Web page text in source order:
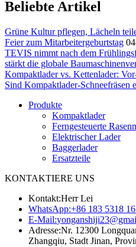
Beliebte Artikel
Grüne Kultur pflegen, Lächeln
Feier zum Mitarbeitergeburtstag
TEVIS nimmt nach dem
stärkt die globale
Kompaktlader vs. Kettenlader:
Sind Kompaktlader-Schneefräsen
Produkte
Kompaktlader
Ferngesteuerte
Elektrischer Lader
Baggerlader
Ersatzteile
KONTAKTIERE UNS
Kontakt:Herr Lei
WhatsApp:+86 183 5318
E-Mail:
Adresse:Nr. 12300
Zhangqiu, Stadt Jinan,